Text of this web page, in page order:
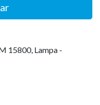
15800, Lampa -